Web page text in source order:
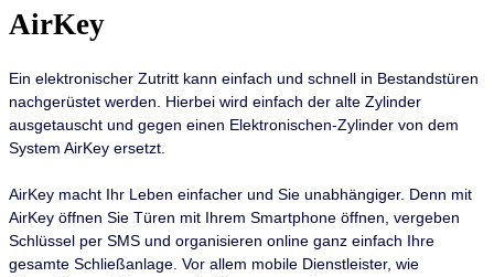
AirKey
Ein elektronischer Zutritt kann einfach und schnell in Bestandstüren
nachgerüstet werden. Hierbei wird einfach der alte Zylinder
ausgetauscht und gegen einen Elektronischen-Zylinder von dem
System AirKey ersetzt.
AirKey macht Ihr Leben einfacher und Sie unabhängiger. Denn mit
AirKey öffnen Sie Türen mit Ihrem Smartphone öffnen, vergeben
Schlüssel per SMS und organisieren online ganz einfach Ihre
gesamte Schließanlage. Vor allem mobile Dienstleister, wie